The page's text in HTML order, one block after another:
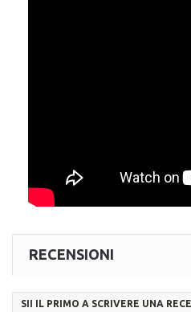
RECENSIONI
SII IL PRIMO A SCRIVERE UNA